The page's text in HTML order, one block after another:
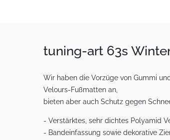
tuning-art 63s
Wir haben die Vorzüge von Gummi
Velours-Fußmatten an,
bieten aber auch Schutz gegen
- Verstärktes, sehr dichtes Polyamid
- Bandeinfassung sowie dekorative